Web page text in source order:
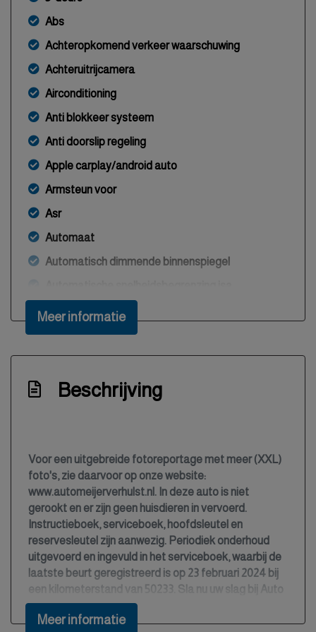
Abs
Achteropkomend verkeer waarschuwing
Achteruitrijcamera
Airconditioning
Anti blokkeer systeem
Anti doorslip regeling
Apple carplay/android auto
Armsteun voor
Asr
Automaat
Automatisch dimmende binnenspiegel
Autonomous emergency braking
Bestuurdersairbag
Bestuurdersstoel in hoogte verstelbaar
Bluetooth
Bots waarschuwing systeem
Brake assist system
Buitentemperatuurmeter
Bumpers en spiegels in carrosseriekleur
Bumpers in carrosseriekleur
Centrale deurvergrendeling met
afstandsbediening
Connected services
Meer informatie
Beschrijving
Voor een uitgebreide fotoreportage met meer (XXL)
foto's, zie daarvoor op onze website:
www.automeijerverhulst.nl. In deze auto is niet
gerookt en er zijn geen huisdieren in vervoerd.
Instructieboek, serviceboek, hoofdsleutel en
reservesleutel zijn aanwezig. Periodiek onderhoud
uitgevoerd en ingevuld in het serviceboek, waarbij de
laatste beurt geregistreerd is op 23 februari 2024 bij
een kilometerstand van 50233. Sla nu uw slag bij Auto
Meijer & Verhulst aan de Dukatewei 4 te Burgum!
Meer informatie